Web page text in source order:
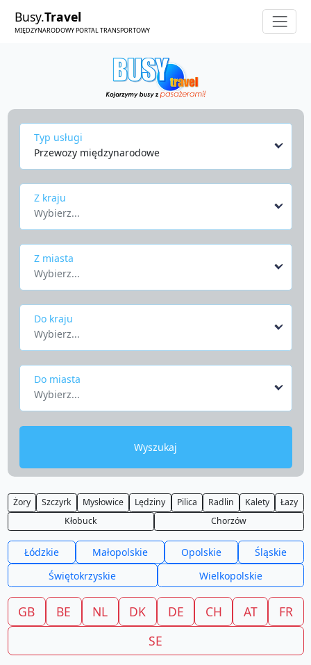
Busy.Travel
MIĘDZYNARODOWY PORTAL TRANSPORTOWY
Typ usługi
Przewozy międzynarodowe
Z kraju
Wybierz...
Z miasta
Wybierz...
Do kraju
Wybierz...
Do miasta
Wybierz...
Wyszukaj
Żory Szczyrk Mysłowice Lędziny Pilica Radlin Kalety
Łazy
Kłobuck
Chorzów
Łódzkie Małopolskie Opolskie
Śląskie
Świętokrzyskie
Wielkopolskie
GB BE NL DK DE CH AT
FR
SE